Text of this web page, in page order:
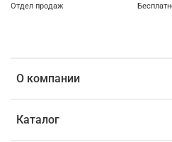
О компании
Каталог
Отдел продаж